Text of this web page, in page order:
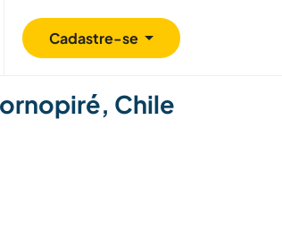
Cadastre-se
Segurança
Chile